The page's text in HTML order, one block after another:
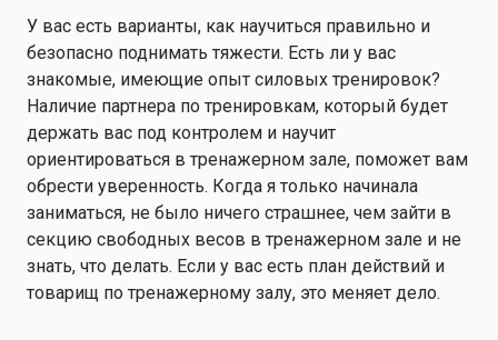
У вас есть варианты, как научиться правильно и
безопасно поднимать тяжести. Есть ли у вас
знакомые, имеющие опыт силовых тренировок?
Наличие партнера по тренировкам, который будет
держать вас под контролем и научит
ориентироваться в тренажерном зале, поможет вам
обрести уверенность. Когда я только начинала
заниматься, не было ничего страшнее, чем зайти в
секцию свободных весов в тренажерном зале и не
знать, что делать. Если у вас есть план действий и
товарищ по тренажерному залу, это меняет дело.